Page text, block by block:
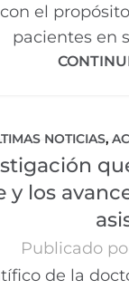
el
pacientes en
NOTICIAS,
y los
Publicado
de la